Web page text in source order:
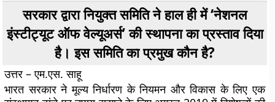
सरकार द्वारा नियुक्त समिति ने हाल ही में ‘नेशनल
इंस्टीट्यूट ऑफ वेल्यूअर्स’ की स्थापना का प्रस्ताव दिया
है। इस समिति का प्रमुख कौन है?
उत्तर – एम.एस. साहू
भारत सरकार ने मूल्य निर्धारण के नियमन और विकास के लिए एक